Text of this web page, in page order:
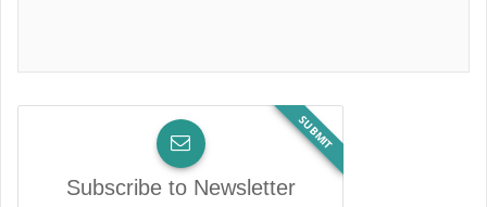
SUBMIT
Subscribe to Newsletter